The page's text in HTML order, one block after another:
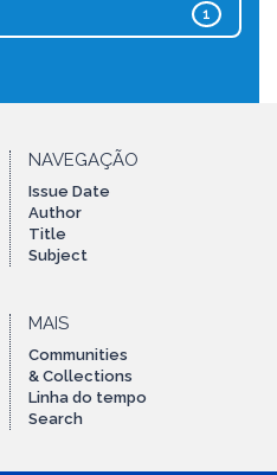
1
NAVEGAÇÃO
Issue Date
Author
Title
Subject
MAIS
Communities
& Collections
Linha do tempo
Search